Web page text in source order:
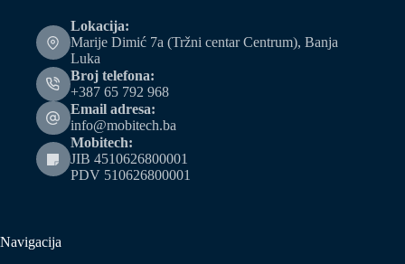
Lokacija:
Marije Dimić 7a (Tržni centar Centrum), Banja
Luka
Broj telefona:
+387 65 792 968
Email adresa:
info@mobitech.ba
Mobitech:
JIB 4510626800001
PDV 510626800001
Navigacija